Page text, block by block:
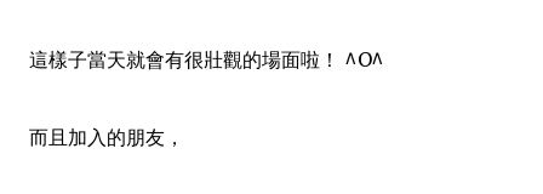
這樣子當天就會有很壯觀的場面啦！ ^O^
而且加入的朋友，